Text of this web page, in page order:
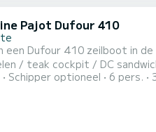
Pajot Dufour 410
Dufour 410 zeilboot in de haven van Diélette
/ teak cockpit / DC
/ GPS + cartografie / CD
Schipper optioneel 6 pers.